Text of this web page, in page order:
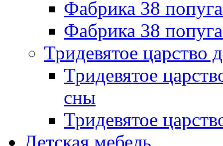
Фабрика 38
Фабрика 38
Тридевятое царство
Тридевятое
сны
Тридевятое